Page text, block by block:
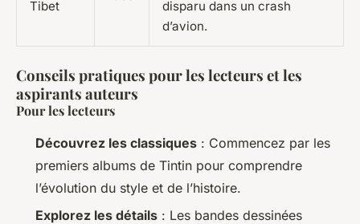
Tibet
disparu dans un crash
d’avion.
Conseils pratiques pour les lecteurs et les
aspirants auteurs
Pour les lecteurs
Découvrez les classiques : Commencez par les
premiers albums de Tintin pour comprendre
l’évolution du style et de l’histoire.
Explorez les détails : Les bandes dessinées